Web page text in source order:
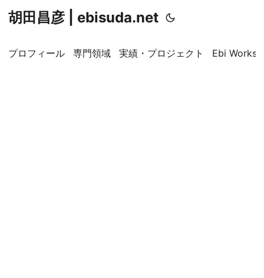
胡田昌彦 | ebisuda.net
プロフィール 専門領域 実績・プロジェクト Ebi